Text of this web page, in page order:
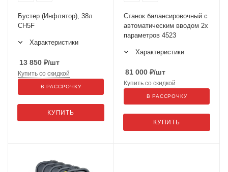
Бустер (Инфлятор), 38л
CH5F
Характеристики
13 850 ₽/шт
КУПИТЬ
Купить со скидкой
В РАССРОЧКУ
Станок балансировочный с
автоматическим вводом 2х
параметров 4523
Характеристики
81 000 ₽/шт
КУПИТЬ
Купить со скидкой
В РАССРОЧКУ